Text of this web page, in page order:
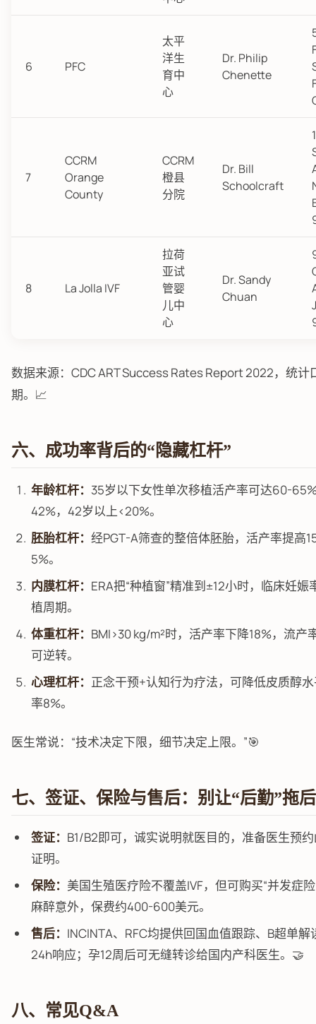
6 PFC
太平
洋生
育中
心
Dr. Philip
Chenette
7
CCRM
Orange
County
CCRM
橙县
分院
Dr. Bill
Schoolcraft
8 La Jolla IVF
拉荷
亚试
管婴
儿中
心
Dr. Sandy
Chuan
数据来源：CDC ART Success Rates Report 2022，统
期。📈
六、成功率背后的“隐藏杠杆”
年龄杠杆： 35岁以下女性单次移植活产率可达60-
42%，42岁以上<20%。
胚胎杠杆： 经PGT-A筛查的整倍体胚胎，活产率提高
5%。
内膜杠杆： ERA把“种植窗”精准到±12小时，临床妊娠
植周期。
体重杠杆： BMI>30 kg/m²时，活产率下降18%，流产
可逆转。
心理杠杆： 正念干预+认知行为疗法，可降低皮质醇
率8%。
医生常说：“技术决定下限，细节决定上限。”🎯
七、签证、保险与售后：别让“后勤”拖
签证： B1/B2即可，诚实说明就医目的，准备医生预
证明。
保险： 美国生殖医疗险不覆盖IVF，但可购买“并发症
麻醉意外，保费约400-600美元。
售后： INCINTA、RFC均提供回国血值跟踪、B超单
24h响应；孕12周后可无缝转诊给国内产科医生。🤝
八、常见Q&A